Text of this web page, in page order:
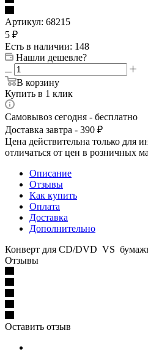
Артикул: 68215
5 ₽
Есть в наличии: 148
Нашли дешевле?
В корзину
Купить в 1 клик
Самовывоз сегодня - бесплатно
Доставка завтра - 390 ₽
Цена действительна только для
отличаться от цен в розничных
Описание
Отзывы
Как купить
Оплата
Доставка
Дополнительно
Конверт для CD/DVD VS
Отзывы
Оставить отзыв